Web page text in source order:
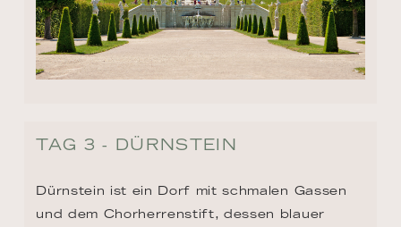
TAG 3 - DÜRNSTEIN
Dürnstein ist ein Dorf mit schmalen Gassen
und dem Chorherrenstift, dessen blauer